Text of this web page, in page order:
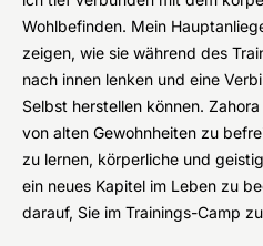
Wohlbefinden. Mein
zeigen, wie sie während des
nach innen lenken und eine
Selbst herstellen können.
von alten Gewohnheiten zu
zu lernen, körperliche und
ein neues Kapitel im Leben zu
darauf, Sie im Trainings-Camp